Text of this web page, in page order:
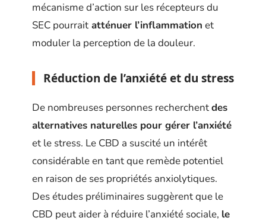
mécanisme d’action sur les récepteurs du
SEC pourrait atténuer l’inflammation et
moduler la perception de la douleur.
Réduction de l’anxiété et du stress
De nombreuses personnes recherchentdes
alternatives naturelles pour gérer l’anxiété
et le stress. Le CBD a suscité un intérêt
considérable en tant que remède potentiel
en raison de ses propriétés anxiolytiques.
Des études préliminaires suggèrent que le
CBD peut aider à réduire l’anxiété sociale, le